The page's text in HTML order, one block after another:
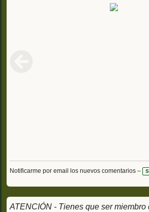
Notificarme por email los nuevos comentarios –
ATENCIÓN - Tienes que ser miembro